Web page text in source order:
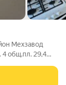
Мехзавод
4 общ.пл. 29,4
потолки: